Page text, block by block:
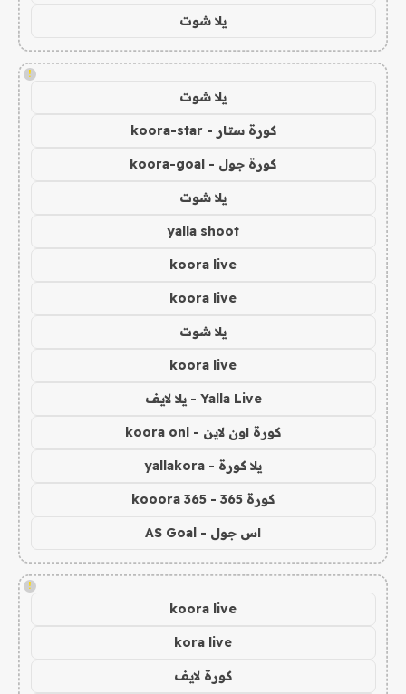
يلا شوت
!
يلا شوت
كورة ستار - koora-star
كورة جول - koora-goal
يلا شوت
yalla shoot
koora live
koora live
يلا شوت
koora live
Yalla Live - يلا لايف
كورة اون لاين - koora onl
يلا كورة - yallakora
كورة 365 - kooora 365
اس جول - AS Goal
!
koora live
kora live
كورة لايف